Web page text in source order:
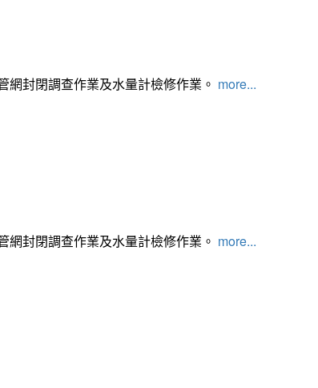
封閉調查作業及水量計檢修作業。 more...
封閉調查作業及水量計檢修作業。 more...